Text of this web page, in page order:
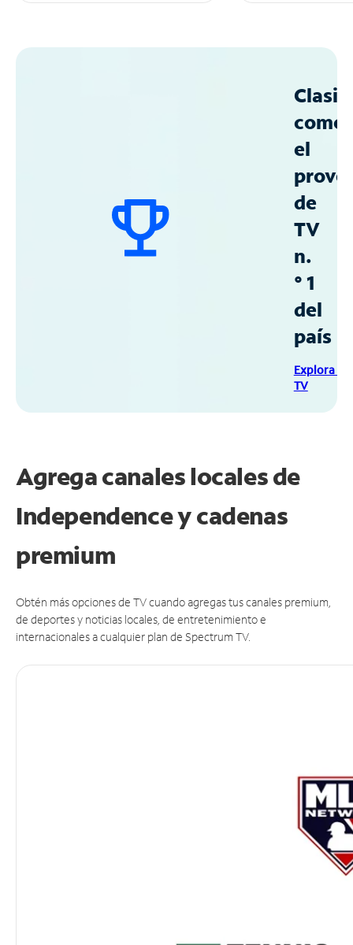
como
el
de
TV
n.
° 1
del
país
Explora
TV
Agrega canales locales de
Independence y cadenas
premium
Obtén más opciones de TV cuando agregas tus canales premium,
de deportes y noticias locales, de entretenimiento e
internacionales a cualquier plan de Spectrum TV.